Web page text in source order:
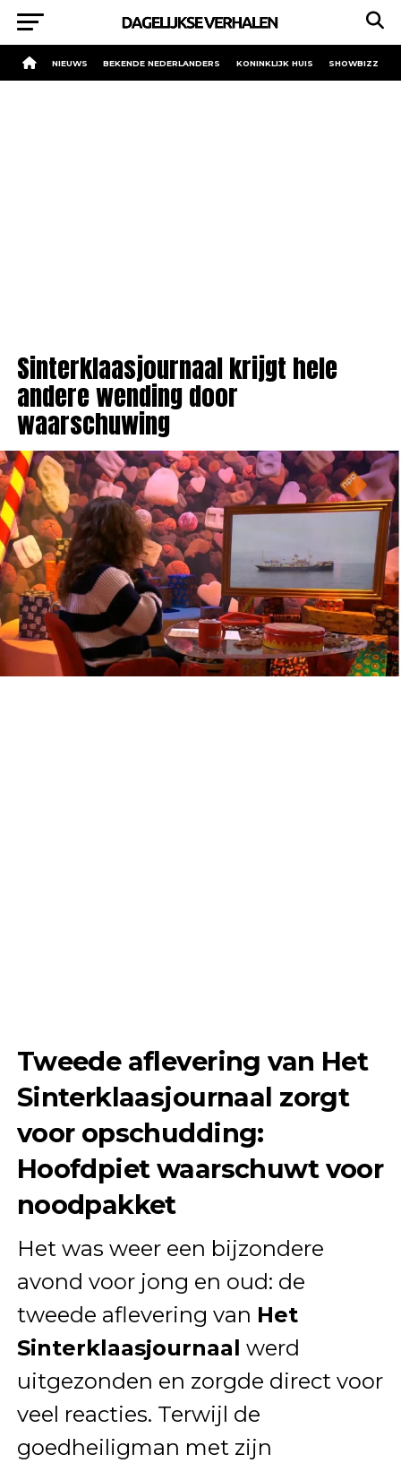
NIEUWS BEKENDE NEDERLANDERS KONINKLIJK HUIS SHOWBIZZ
Sinterklaasjournaal krijgt hele
andere wending door
waarschuwing
Tweede aflevering van Het
Sinterklaasjournaal zorgt
voor opschudding:
Hoofdpiet waarschuwt voor
noodpakket
Het was weer een bijzondere
avond voor jong en oud: de
tweede aflevering van Het
Sinterklaasjournaal werd
uitgezonden en zorgde direct voor
veel reacties. Terwijl de
goedheiligman met zijn